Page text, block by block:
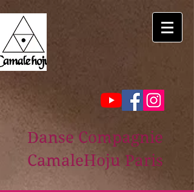
Danse Compagnie
CamaleHoju Paris